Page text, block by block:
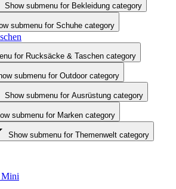
Show submenu for Bekleidung category
submenu for Schuhe category
for Rucksäcke & Taschen category
submenu for Outdoor category
Show submenu for Ausrüstung category
submenu for Marken category
Show submenu for Themenwelt category
Mini